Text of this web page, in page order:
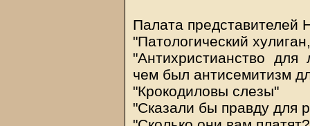
Палата представителей
"Патологический
"Антихристианство
чем был антисемитизм
"Крокодиловы слезы"
"Сказали бы правду для